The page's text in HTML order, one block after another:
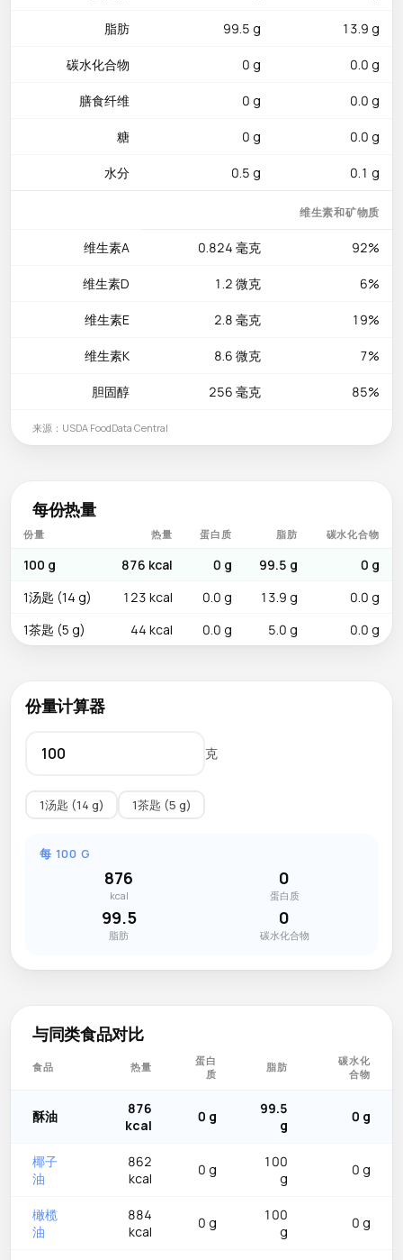
化作用，保护细胞膜完整性。维生素K 8.6µg（占DRV的7%）参
蛋白（酪蛋白和乳清蛋白）以及乳糖，绝大多数乳糖不耐受和酪
风险人群应关注摄入量。
酥油烟点极高（约252°C），非常适合高温煎炸而不会产生有害
喱、烤饼和甜点的灵魂。在中式烹饪中，可以用酥油煎蛋、炒青
菜或拌入米饭增添浓郁香气。西藏酥油茶的做法是将酥油与浓
（约5g，约44kcal）即可为菜肴增添丰富风味和脂溶性维生素。
因水分含量极低，密封保存于室温下可轻松保质数月。
脂肪 99.5 g 13.9 g
碳水化合物 0 g 0.0 g
膳食纤维 0 g 0.0 g
糖 0 g 0.0 g
水分 0.5 g 0.1 g
维生素和矿物质
维生素A 0.824 毫克 92%
维生素D 1.2 微克 6%
维生素E 2.8 毫克 19%
维生素K 8.6 微克 7%
胆固醇 256 毫克 85%
来源：USDA FoodData Central
每份热量
份量 热量 蛋白质 脂肪 碳水化合物
100 g 876 kcal 0 g 99.5 g
0 g
1汤匙 (14 g)
123 kcal 0.0 g 13.9 g
0.0 g
1茶匙 (5 g)
44 kcal 0.0 g 5.0 g 0.0 g
份量计算器
克
1汤匙 (14 g) 1茶匙 (5 g)
每 100 G
876
kcal
0
蛋白质
99.5
脂肪
0
碳水化合物
与同类食品对比
食品 热量
蛋白
质
脂肪
碳水化
合物
酥油
876
kcal
0 g
99.5
g
0 g
椰子
油
862
kcal
0 g
100
g
0 g
橄榄
油
884
kcal
0 g
100
g
0 g